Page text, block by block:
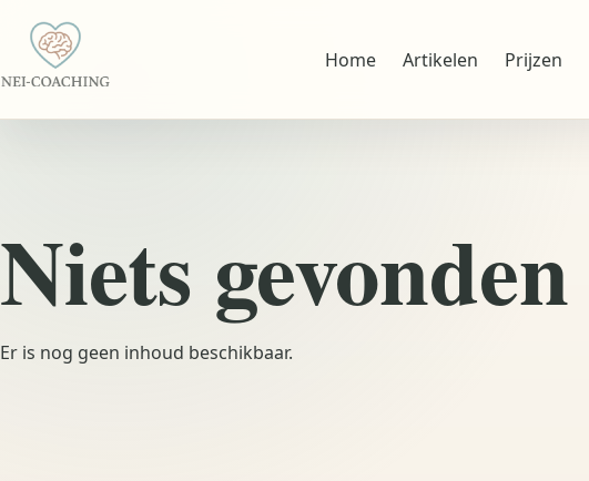
Home Artikelen Prijzen
Niets gevonden
Er is nog geen inhoud beschikbaar.